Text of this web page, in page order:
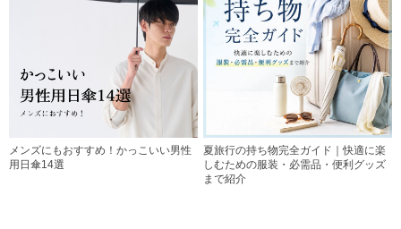
メンズにもおすすめ！かっこいい男性
用日傘14選
夏旅行の持ち物完全ガイド｜快適に楽
しむための服装・必需品・便利グッズ
まで紹介